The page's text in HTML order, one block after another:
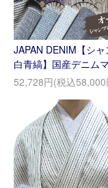
JAPAN DENIM【シ
白青縞】国産デニム
オーダー
52,728円(税込58,000